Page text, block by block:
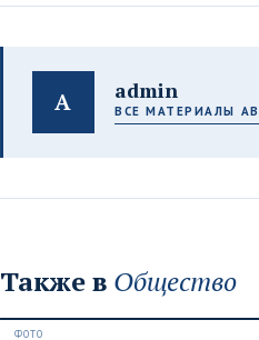
A admin
ВСЕ МАТЕРИАЛЫ
Также в Общество